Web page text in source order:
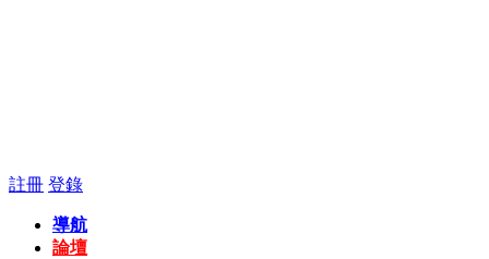
註冊 登錄
導航
論壇